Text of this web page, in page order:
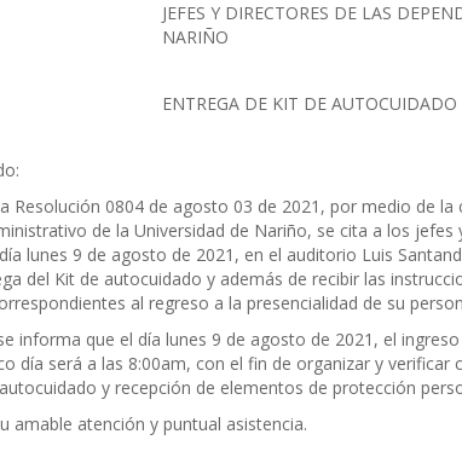
JEFES Y DIRECTORES DE LAS
NARIÑO
ENTREGA DE KIT DE AUTOCUIDADO
Resolución 0804 de agosto 03 de 2021, por medio de
de la Universidad de Nariño, se cita a los
lunes 9 de agosto de 2021, en el auditorio Luis
del Kit de autocuidado y además de recibir las
al regreso a la presencialidad de su
informa que el día lunes 9 de agosto de 2021, el
día será a las 8:00am, con el fin de organizar y
y recepción de elementos de protección
amable atención y puntual asistencia.